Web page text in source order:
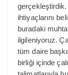
gerçekleştirdik.
ihtiyaçlarını
buradaki
ilgileniyoruz.
tüm daire
birliği içinde